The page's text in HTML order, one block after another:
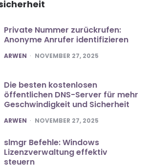
Private Nummer zurückrufen:
Anonyme Anrufer identifizieren
POSTED
ARWEN NOVEMBER 27, 2025
Die besten kostenlosen
öffentlichen DNS-Server für mehr
Geschwindigkeit und Sicherheit
POSTED
ARWEN NOVEMBER 27, 2025
slmgr Befehle: Windows
Lizenzverwaltung effektiv
steuern